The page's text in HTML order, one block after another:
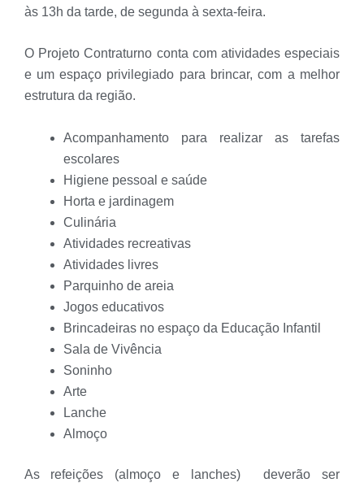
às 13h da tarde, de segunda à sexta-feira.
O Projeto Contraturno conta com atividades especiais
e um espaço privilegiado para brincar, com a melhor
estrutura da região.
Acompanhamento para realizar as tarefas
escolares
Higiene pessoal e saúde
Horta e jardinagem
Culinária
Atividades recreativas
Atividades livres
Parquinho de areia
Jogos educativos
Brincadeiras no espaço da Educação Infantil
Sala de Vivência
Soninho
Arte
Lanche
Almoço
As refeições (almoço e lanches) deverão ser